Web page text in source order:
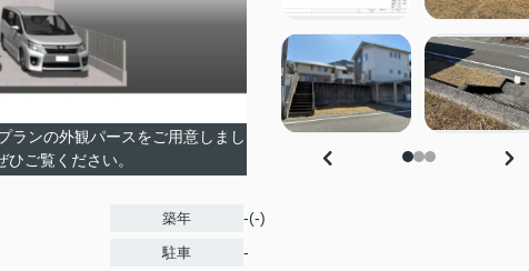
ランの外観パースをご用意しまし
ご覧ください。
築年 -(-)
駐車 -